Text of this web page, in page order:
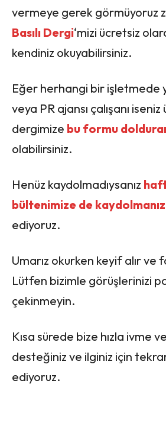
vermeye gerek görmüyoruz
Basılı Dergi‘mizi ücretsiz
kendiniz okuyabilirsiniz.
Eğer herhangi bir işletmede
veya PR ajansı çalışanı
dergimize bu formu
olabilirsiniz.
Henüz kaydolmadıysanız
bültenimize de
ediyoruz.
Umarız okurken keyif alır ve
Lütfen bizimle görüşlerinizi
çekinmeyin.
Kısa sürede bize hızla ivme
desteğiniz ve ilginiz için
ediyoruz.